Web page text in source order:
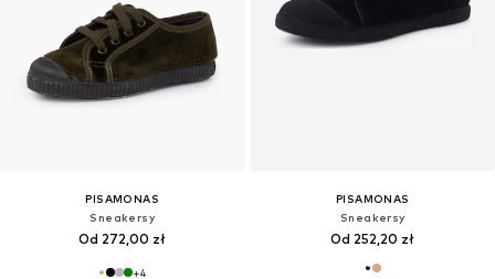
PISAMONAS
Sneakersy
Od 272,00 zł
+4
PISAMONAS
Sneakersy
Od 252,20 zł